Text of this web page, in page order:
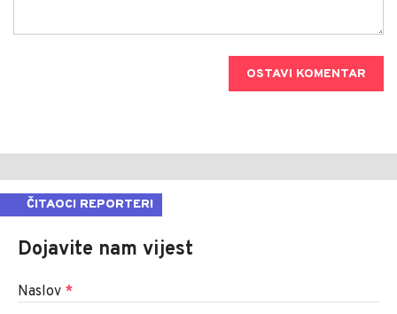
OSTAVI KOMENTAR
ČITAOCI REPORTERI
Dojavite nam vijest
Naslov *